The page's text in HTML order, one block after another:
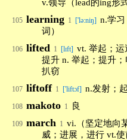
v.领导（lead的ing形式
105 learning 1 ['lə:niŋ] n.学
词）
106 lifted 1 [lɪft] vt. 举起；
提升 n. 举起；提升
扒窃
107 liftoff 1 ['liftɔf] n.发射；
108 makoto 1 良
109 march 1 vi.（坚定地向
威；进展，进行 vt.